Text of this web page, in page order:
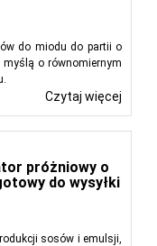
do miodu do partii o
o równomiernym
Czytaj więcej
próżniowy o
do wysyłki
sosów i emulsji,